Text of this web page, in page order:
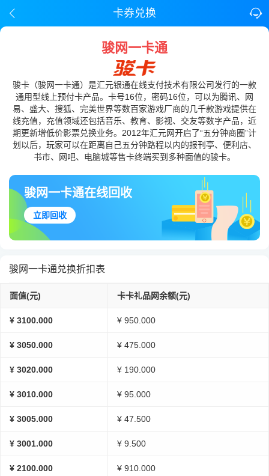
卡券兑换
骏网一卡通
骏卡（骏网一卡通）是汇元银通在线支付技术有限公司发行的一款
通用型线上预付卡产品。卡号16位，密码16位，可以为腾讯、网
易、盛大、搜狐、完美世界等数百家游戏厂商的几千款游戏提供在
线充值，充值领域还包括音乐、教育、影视、交友等数字产品，近
期更新增低价影票兑换业务。2012年汇元网开启了“五分钟商圈”计
划以后，玩家可以在距离自己五分钟路程以内的报刊亭、便利店、
书市、网吧、电脑城等售卡终端买到多种面值的骏卡。
骏网一卡通在线回收
立即回收
骏网一卡通兑换折扣表
面值(元) 卡卡礼品网余额(元)
¥ 3100.000 ¥ 950.000
¥ 3050.000 ¥ 475.000
¥ 3020.000 ¥ 190.000
¥ 3010.000 ¥ 95.000
¥ 3005.000 ¥ 47.500
¥ 3001.000 ¥ 9.500
¥ 2100.000 ¥ 910.000